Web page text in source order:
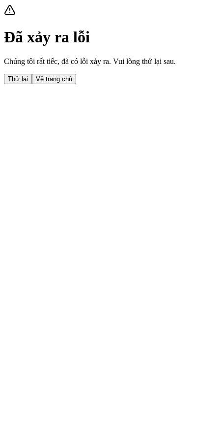
Đã xảy ra lỗi
Chúng tôi rất tiếc, đã có lỗi xảy ra. Vui lòng thử lại sau.
Thử lại Về trang chủ